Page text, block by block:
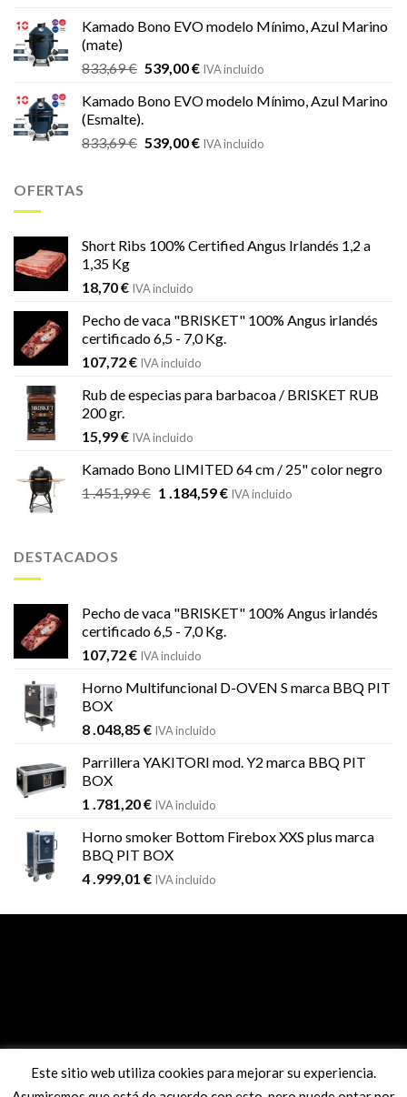
era:
es:
Kamado Bono EVO modelo Mínimo, Azul Marino
(mate)
833,69€ El
original
era:
833,69 €.
539,00€El
actual
539,00 €.
IVA incluido
Kamado Bono EVO modelo Mínimo, Azul Marino
(Esmalte).
833,69€ El
539,00€ElIVA incluido
OFERTAS
Short Ribs 100% Certified Angus Irlandés 1,2 a
1,35 Kg
18,70€ IVA incluido
Pecho de vaca "BRISKET" 100% Angus irlandés
certificado 6,5 - 7,0 Kg.
107,72€ IVA incluido
Rub de especias para barbacoa / BRISKET RUB
200 gr.
15,99€ IVA incluido
Kamado Bono LIMITED 64 cm / 25" color negro
1 .451,99€ El
1 .184,59€ElIVA incluido
DESTACADOS
Pecho de vaca "BRISKET" 100% Angus irlandés
certificado 6,5 - 7,0 Kg.
107,72€ IVA incluido
Horno Multifuncional D-OVEN S marca BBQ PIT
BOX
8 .048,85 € IVA incluido
Parrillera YAKITORI mod. Y2 marca BBQ PIT
BOX
1 .781,20€ IVA incluido
Horno smoker Bottom Firebox XXS plus marca
BBQ PIT BOX
4 .999,01 € IVA incluido
Pago seguro con sistema REDSYS
Este sitio web utiliza cookies para mejorar su experiencia.